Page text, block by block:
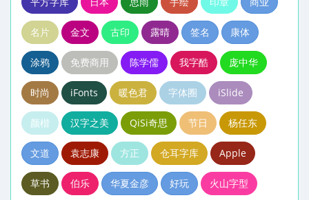
名片 金文 古印 露晴 签名 康体
涂鸦 免费商用 陈学儒 我字酷 庞中华
时尚 iFonts 暖色君 字体圈 iSlide
颜楷 汉字之美 QiSi奇思 节日 杨任东
文道 袁志康 方正 仓耳字库 Apple
草书 伯乐 华夏金彦 好玩 火山字型